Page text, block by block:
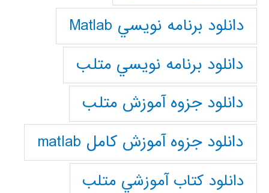
دانلود برنامه نويسي Matlab
دانلود برنامه نويسي متلب
دانلود جزوه آموزش متلب
دانلود جزوه آموزش کامل matlab
دانلود كتاب آموزشي متلب